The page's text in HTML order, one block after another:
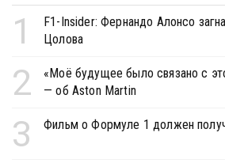
1
F1-Insider: Фернандо Алонсо
Цолова
2
«Моё будущее было связано с
— об Aston Martin
3 Фильм о Формуле 1 должен